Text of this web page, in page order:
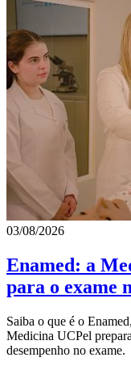
03/08/2026
Enamed: a
para o exame
Saiba o que é o
Medicina UCPel
desempenho no exame.